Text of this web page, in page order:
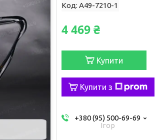
Код: A49-7210-1
4 469 ₴
Купити
Купити з
+380 (95) 500-69-69
Ігор